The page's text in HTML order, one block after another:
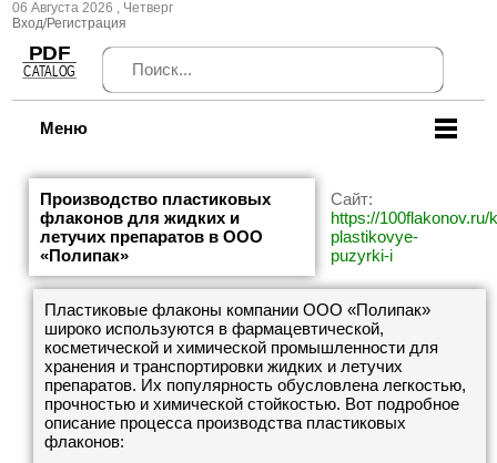
06 Августа 2026 , Четверг
Вход/Регистрация
Меню
Производство пластиковых
флаконов для жидких и
летучих препаратов в ООО
«Полипак»
Сайт:
https://100flakonov.ru/
plastikovye-
puzyrki-i
Пластиковые флаконы компании ООО «Полипак»
широко используются в фармацевтической,
косметической и химической промышленности для
хранения и транспортировки жидких и летучих
препаратов. Их популярность обусловлена легкостью,
прочностью и химической стойкостью. Вот подробное
описание процесса производства пластиковых
флаконов: